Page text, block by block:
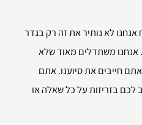
לא נותיר את זה רק בגדר
משתדלים מאוד שלא
חייבים את סיוענו. אתם
לכם בזריזות על כל שאלה או